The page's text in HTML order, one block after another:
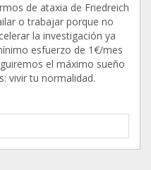
de ataxia de Friedreich
o trabajar porque no
la investigación ya
esfuerzo de 1€/mes
el máximo sueño
vivir tu normalidad.